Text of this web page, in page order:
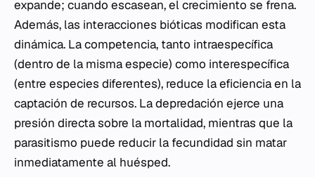
expande; cuando escasean, el crecimiento se frena.
Además, las interacciones bióticas modifican esta
dinámica. La competencia, tanto intraespecífica
(dentro de la misma especie) como interespecífica
(entre especies diferentes), reduce la eficiencia en la
captación de recursos. La depredación ejerce una
presión directa sobre la mortalidad, mientras que la
parasitismo puede reducir la fecundidad sin matar
inmediatamente al huésped.